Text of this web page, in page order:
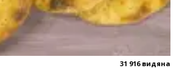
31 916 видяна